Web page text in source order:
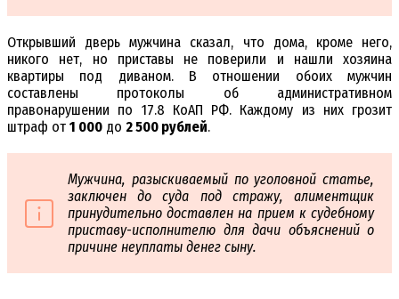
Открывший дверь мужчина сказал, что дома, кроме него,
никого нет, но приставы не поверили и нашли хозяина
квартиры под диваном. В отношении обоих мужчин
составлены протоколы об административном
правонарушении по 17.8 КоАП РФ. Каждому из них грозит
штраф от 1 000 до 2 500 рублей.
Мужчина, разыскиваемый по уголовной статье,
заключен до суда под стражу, алиментщик
принудительно доставлен на прием к судебному
приставу-исполнителю для дачи объяснений о
причине неуплаты денег сыну.